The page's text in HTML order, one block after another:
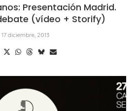
Presentación Madrid.
(vídeo + Storify)
17 diciembre, 2013